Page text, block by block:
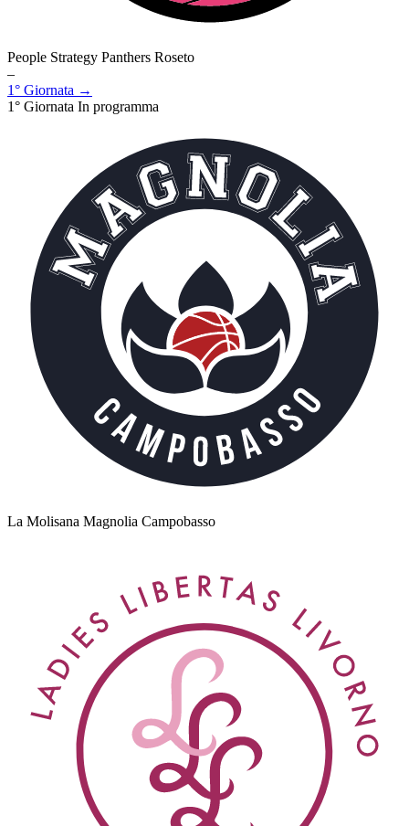
People Strategy Panthers Roseto
–
1° Giornata →
1° Giornata In programma
La Molisana Magnolia Campobasso